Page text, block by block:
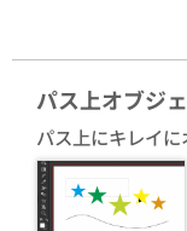
パス上オブジ
パス上にキレイに